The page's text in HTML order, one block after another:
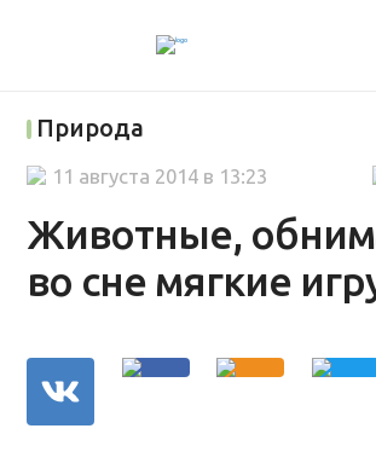
Природа
Животные,
во сне мягкие
11 августа 2014 в 13:23